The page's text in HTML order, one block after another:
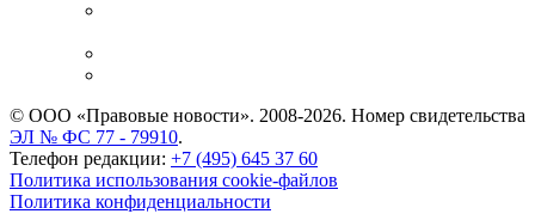
© ООО «Правовые новости». 2008-2026. Номер свидетельства
ЭЛ № ФС 77 - 79910.
Телефон редакции: +7 (495) 645 37 60
Политика использования cookie-файлов
Политика конфиденциальности